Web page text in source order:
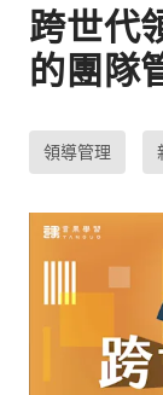
課程
報名
文章
跨世代
的團隊
領導管理